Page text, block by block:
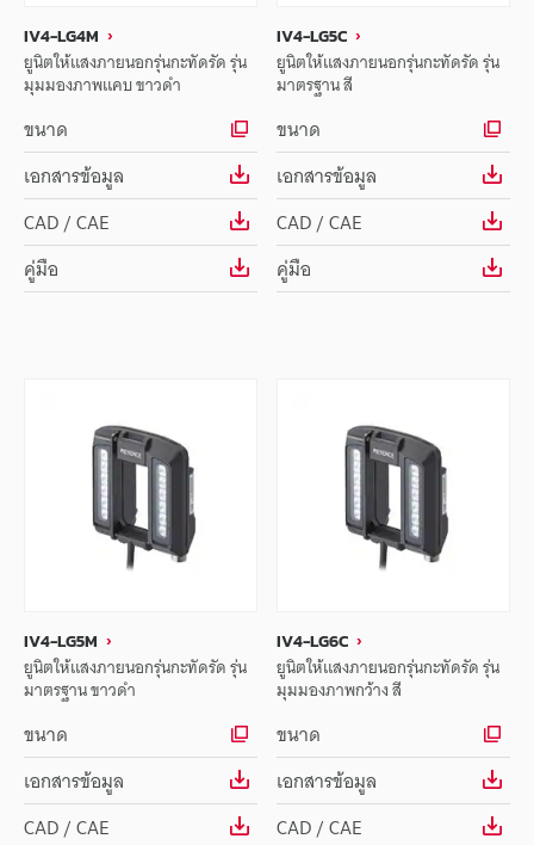
IV4-LG4M
ยูนิตให้แสงภายนอกรุ่นกะทัดรัด รุ่น
มุมมองภาพแคบ ขาวดำ
ขนาด
เอกสารข้อมูล
CAD / CAE
คู่มือ
IV4-LG5C
ยูนิตให้แสงภายนอกรุ่นกะทัดรัด รุ่น
มาตรฐาน สี
ขนาด
เอกสารข้อมูล
CAD / CAE
คู่มือ
IV4-LG5M
ยูนิตให้แสงภายนอกรุ่นกะทัดรัด รุ่น
มาตรฐาน ขาวดำ
ขนาด
เอกสารข้อมูล
CAD / CAE
IV4-LG6C
ยูนิตให้แสงภายนอกรุ่นกะทัดรัด รุ่น
มุมมองภาพกว้าง สี
ขนาด
เอกสารข้อมูล
CAD / CAE